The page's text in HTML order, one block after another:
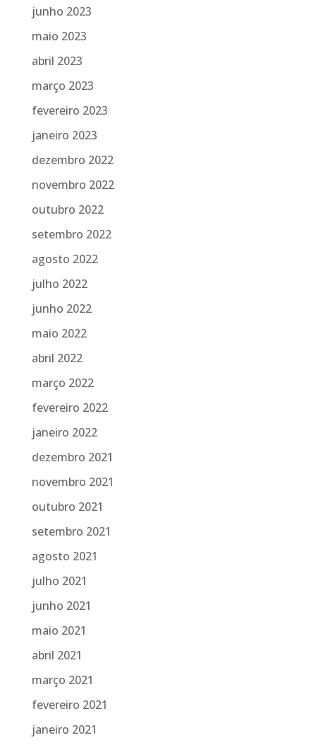
junho 2023
maio 2023
abril 2023
março 2023
fevereiro 2023
janeiro 2023
dezembro 2022
novembro 2022
outubro 2022
setembro 2022
agosto 2022
julho 2022
junho 2022
maio 2022
abril 2022
março 2022
fevereiro 2022
janeiro 2022
dezembro 2021
novembro 2021
outubro 2021
setembro 2021
agosto 2021
julho 2021
junho 2021
maio 2021
abril 2021
março 2021
fevereiro 2021
janeiro 2021